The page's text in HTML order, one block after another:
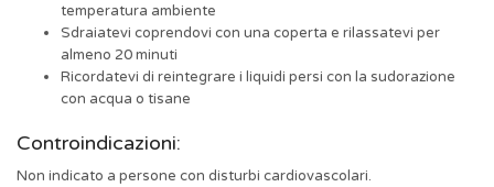
temperatura ambiente
Sdraiatevi coprendovi con una coperta e rilassatevi per
almeno 20 minuti
Ricordatevi di reintegrare i liquidi persi con la sudorazione
con acqua o tisane
Controindicazioni:
Non indicato a persone con disturbi cardiovascolari.